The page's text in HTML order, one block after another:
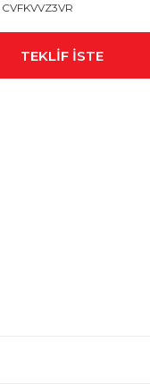
CVFKVVZ3VR
TEKLİF İSTE